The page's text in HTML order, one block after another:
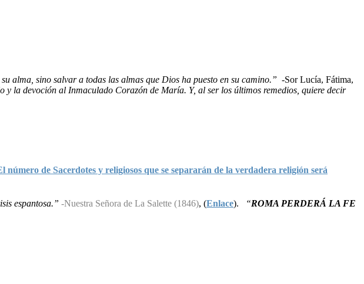
alma, sino salvar a todas las almas que Dios ha puesto en su camino.” -Sor Lucía, Fátima,
la devoción al Inmaculado Corazón de María. Y, al ser los últimos remedios, quiere decir
de Sacerdotes y religiosos que se separarán de la verdadera religión será
espantosa.” -Nuestra Señora de La Salette (1846), (Enlace). “ROMA PERDERÁ LA FE